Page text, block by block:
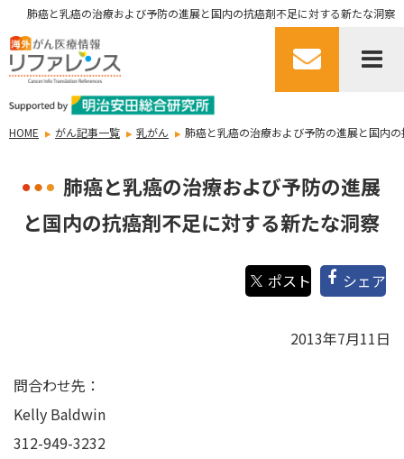
肺癌と乳癌の治療および予防の進展と国内の抗癌剤不足に対する新たな洞察
HOME がん記事一覧 乳がん 肺癌と乳癌の治療および予防の進展と国内
肺癌と乳癌の治療および予防の進展
と国内の抗癌剤不足に対する新たな洞察
シェア
2013年7月11日
問合わせ先：
Kelly Baldwin
312-949-3232